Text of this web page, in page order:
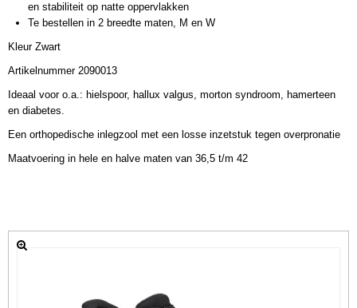
en stabiliteit op natte oppervlakken
Te bestellen in 2 breedte maten, M en W
Kleur Zwart
Artikelnummer 2090013
Ideaal voor o.a.: hielspoor, hallux valgus, morton syndroom, hamerteen
en diabetes.
Een orthopedische inlegzool met een losse inzetstuk tegen overpronatie
Maatvoering in hele en halve maten van 36,5 t/m 42